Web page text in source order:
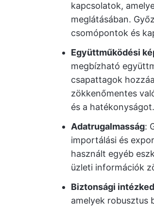
kapcsolatok,
meglátásában.
csomópontok és
Együttműködési
megbízható
csapattagok
zökkenőmentes
és a hatékonyságot.
Adatrugalmasság:
importálási és
használt egyéb
üzleti információk
Biztonsági
amelyek robusztus